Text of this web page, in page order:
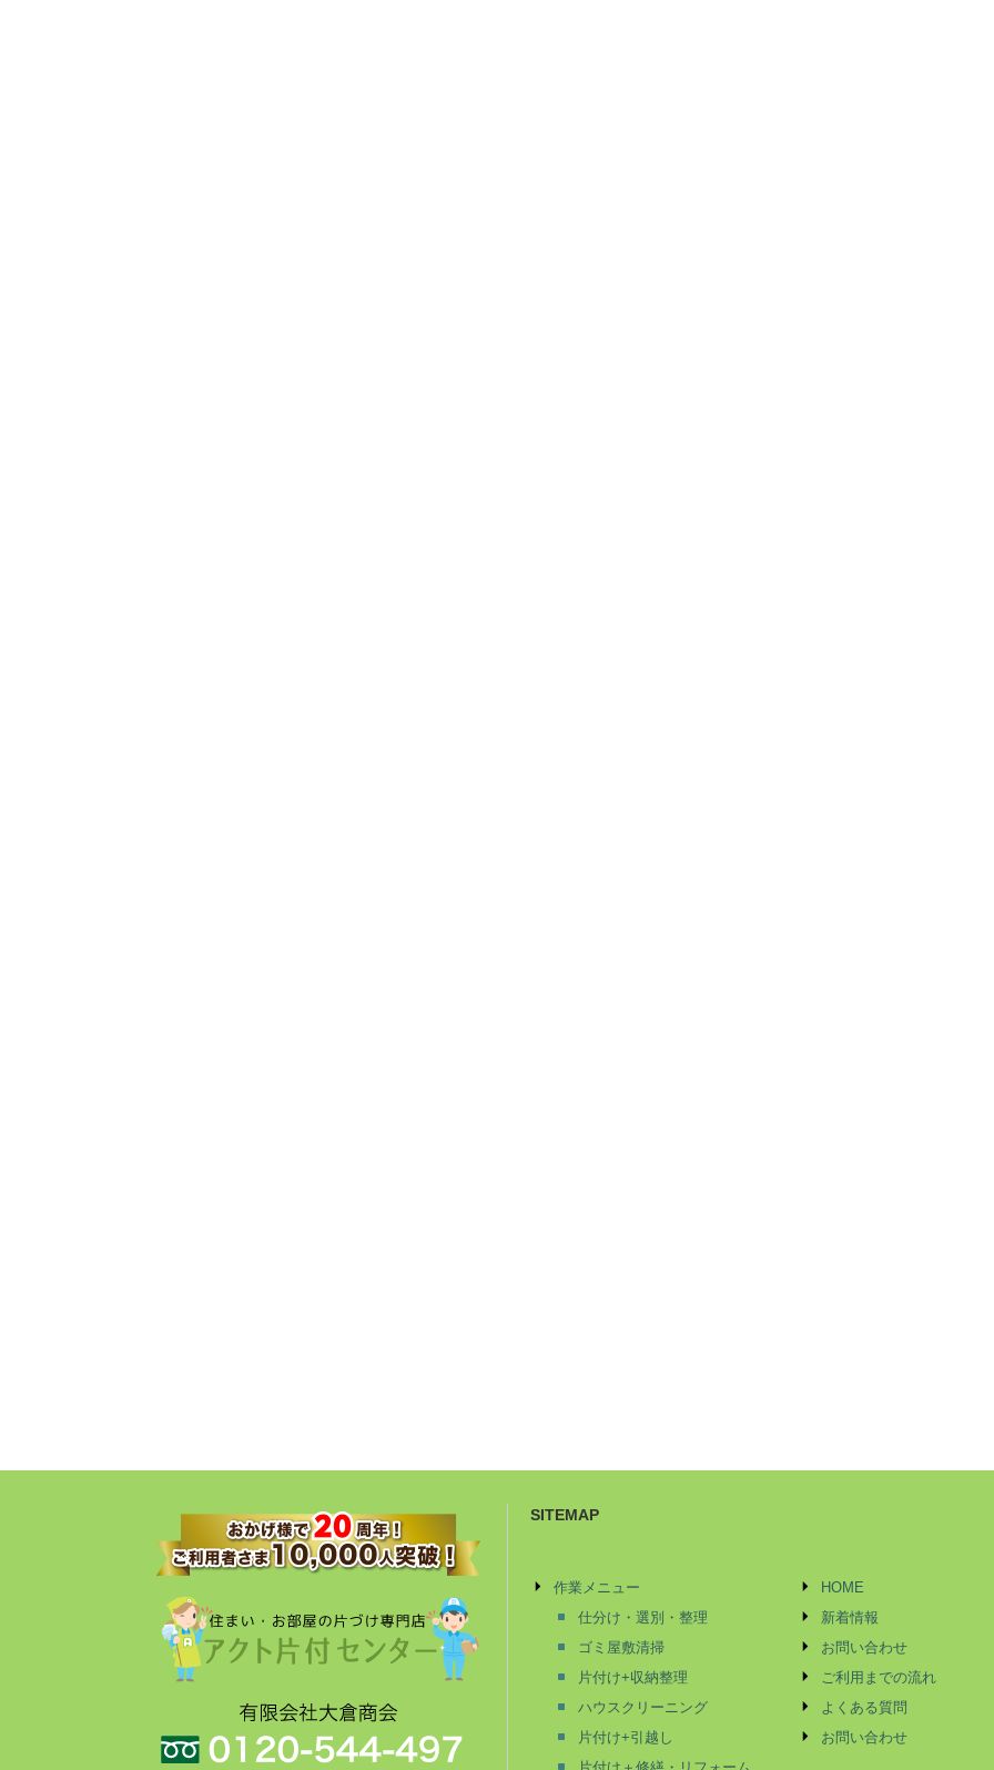
SITEMAP
作業メニュー
仕分け・選別・整理
ゴミ屋敷清掃
片付け+収納整理
ハウスクリーニング
片付け+引越し
HOME
新着情報
お問い合わせ
ご利用までの流れ
よくある質問
お問い合わせ